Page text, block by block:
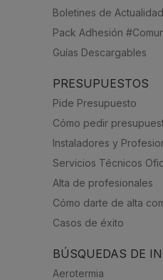
Boletines de Actualidad
Pack Adhesión
Guías Descargables
PRESUPUESTOS
Pide Presupuesto
Cómo pedir
Instaladores y
Servicios Técnicos
Alta de profesionales
Cómo darte de alta
Casos de éxito
BÚSQUEDAS DE
Aerotermia